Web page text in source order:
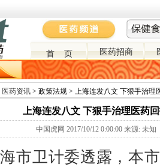
首 页 医药招商
境 医药营销 医药进出口 医药招投标
医药资讯 > 政策法规 > 上海连发八文 下狠手治理
上海连发八文 下狠手治理医药
中国虎网 2017/10/12 0:00:00 来源: 未知
市卫计委透露，本